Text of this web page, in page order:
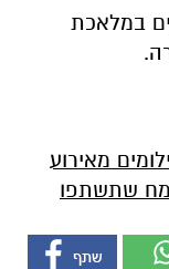
במלאכת
מאירוע
שתשתפו